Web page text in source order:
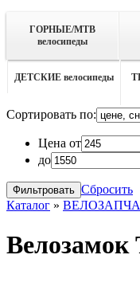
ГОРНЫЕ/MTB
велосипеды
ДЕТСКИЕ велосипеды
Сортировать по:
Цена от
до
Сбросить
Каталог »
Велозамок